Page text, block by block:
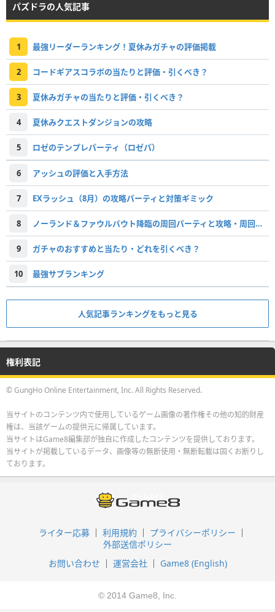
パズドラの人気記事
1 最強リーダーランキング！夏休みガチャの評価掲載
2 コードギアスコラボの当たりと評価・引くべき？
3 夏休みガチャの当たりと評価・引くべき？
4 夏休みクエストダンジョンの攻略
5 ロゼのテンプレパーティ（ロゼパ）
6 アッシュの評価と入手方法
7 EXラッシュ（8月）の攻略パーティと対策ギミック
8 ノーランド＆ファウルバウト降臨の周回パーティと攻略・周回すべき？
9 ガチャのおすすめと当たり・どれを引くべき？
10 最強サブランキング
人気記事ランキングをもっと見る
権利表記
© GungHo Online Entertainment, Inc. All Rights Reserved.
当サイトのコンテンツ内で使用しているゲーム画像の著作権その他の知的財産
権は、当該ゲームの提供元に帰属しています。
当サイトはGame8編集部が独自に作成したコンテンツを提供しております。
当サイトが掲載しているデータ、画像等の無断使用・無断転載は固くお断りし
ております。
ライター応募 利用規約
プライバシーポリシー
外部送信ポリシー
お問い合わせ
運営会社 Game8 (English)
© 2014 Game8, Inc.